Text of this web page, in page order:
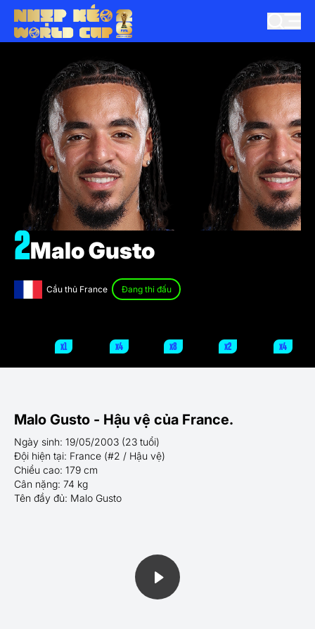
Cầu thủ France Đang thi đấu
2Malo Gusto
x1 x4 x8 x2 x4
Malo Gusto - Hậu vệ của France.
Ngày sinh: 19/05/2003 (23 tuổi)
Đội hiện tại: France (#2 / Hậu vệ)
Chiều cao: 179 cm
Cân nặng: 74 kg
Tên đầy đủ: Malo Gusto